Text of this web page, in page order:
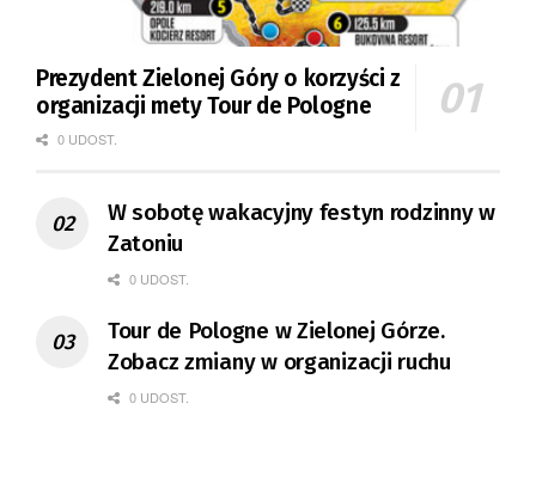
Prezydent Zielonej Góry o korzyści z
organizacji mety Tour de Pologne
0 UDOST.
W sobotę wakacyjny festyn rodzinny w
Zatoniu
0 UDOST.
Tour de Pologne w Zielonej Górze.
Zobacz zmiany w organizacji ruchu
0 UDOST.